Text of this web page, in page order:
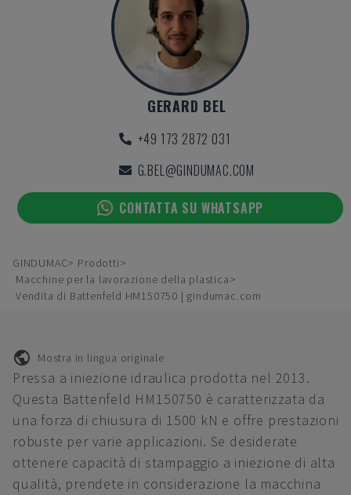
GERARD BEL
+49 173 2872 031
G.BEL@GINDUMAC.COM
CONTATTA SU WHATSAPP
GINDUMAC
Prodotti
Macchine per la lavorazione della plastica
Vendita di Battenfeld HM150750 | gindumac.com
Mostra in lingua originale
Pressa a iniezione idraulica prodotta nel 2013.
Questa Battenfeld HM150750 è caratterizzata da
una forza di chiusura di 1500 kN e offre prestazioni
robuste per varie applicazioni. Se desiderate
ottenere capacità di stampaggio a iniezione di alta
qualità, prendete in considerazione la macchina